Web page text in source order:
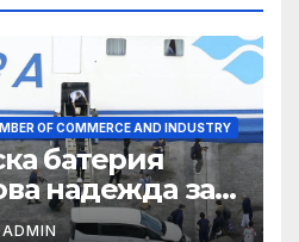
OF COMMERCE AND INDUSTRY
батерия
надежда за
водород
ADMIN